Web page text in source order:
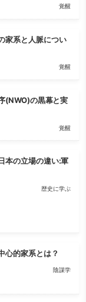
覚醒
家系と人脈につい
覚醒
(NWO)の黒幕と実
覚醒
本の立場の違い:軍
歴史に学ぶ
心的家系とは？
陰謀学